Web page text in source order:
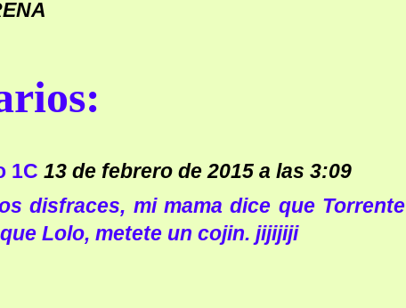
1C 13 de febrero de 2015 a las 3:09
disfraces, mi mama dice que Torrente
Lolo, metete un cojin. jijijiji